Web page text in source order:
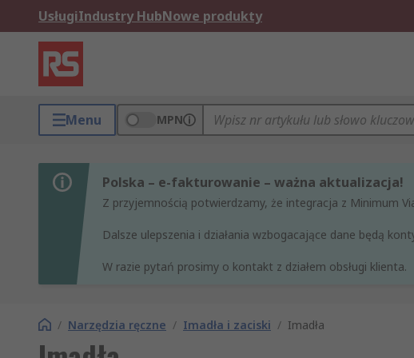
UsługiIndustry HubNowe produkty
Menu MPN
Polska – e-fakturowanie – ważna aktualizacja!
Z przyjemnością potwierdzamy, że integracja z Minimum
Dalsze ulepszenia i działania wzbogacające dane będą
W razie pytań prosimy o kontakt z działem obsługi klienta.
/ Narzędzia ręczne / Imadła i zaciski / Imadła